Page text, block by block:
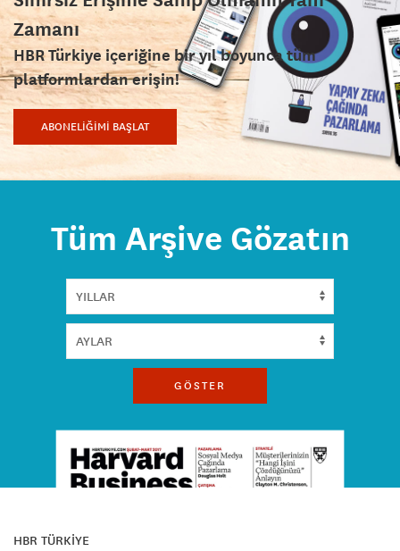
Zamanı
HBR Türkiye içeriğine bir yıl boyunca tüm
platformlardan erişin!
ABONELİĞİMİ BAŞLAT
Tüm Arşive Gözatın
GÖSTER
HBR TÜRKİYE